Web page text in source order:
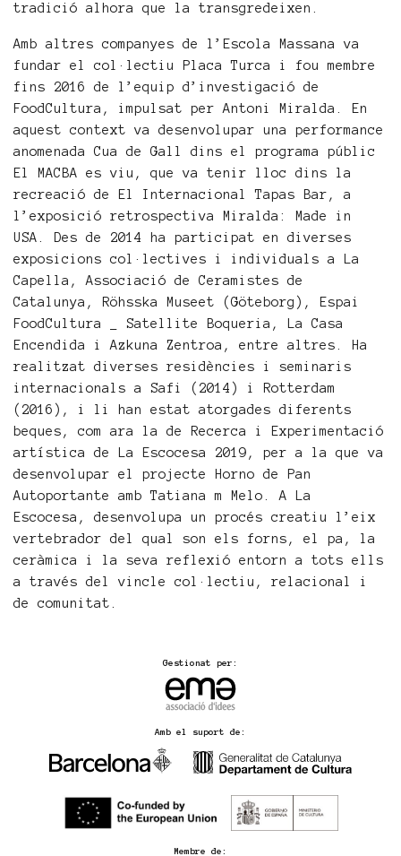
tradició alhora que la transgredeixen.
Amb altres companyes de l’Escola Massana va
fundar el col·lectiu Placa Turca i fou membre
fins 2016 de l’equip d’investigació de
FoodCultura, impulsat per Antoni Miralda. En
aquest context va desenvolupar una performance
anomenada Cua de Gall dins el programa públic
El MACBA es viu, que va tenir lloc dins la
recreació de El Internacional Tapas Bar, a
l’exposició retrospectiva Miralda: Made in
USA. Des de 2014 ha participat en diverses
exposicions col·lectives i individuals a La
Capella, Associació de Ceramistes de
Catalunya, Röhsska Museet (Göteborg), Espai
FoodCultura _ Satellite Boqueria, La Casa
Encendida i Azkuna Zentroa, entre altres. Ha
realitzat diverses residències i seminaris
internacionals a Safi (2014) i Rotterdam
(2016), i li han estat atorgades diferents
beques, com ara la de Recerca i Experimentació
artística de La Escocesa 2019, per a la que va
desenvolupar el projecte Horno de Pan
Autoportante amb Tatiana m Melo. A La
Escocesa, desenvolupa un procés creatiu l’eix
vertebrador del qual son els forns, el pa, la
ceràmica i la seva reflexió entorn a tots ells
a través del vincle col·lectiu, relacional i
de comunitat.
Gestionat per:
Amb el suport de:
Membre de: